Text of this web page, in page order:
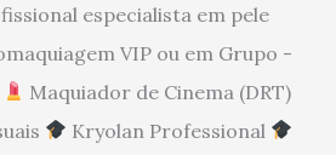
especialista em pele
VIP ou em Grupo -
Maquiador de Cinema (DRT)
Kryolan Professional